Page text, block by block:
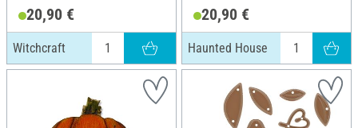
20,90 €
Witchcraft
20,90 €
Haunted House